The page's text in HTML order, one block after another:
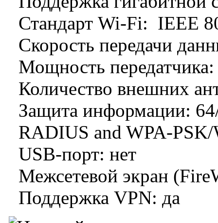
Стандарт Wi-Fi: IEEE
Скорость передачи
Мощность
Количество внешних
Защита информации:
RADIUS and WPA-
USB-порт: нет
Межсетевой экран
Поддержка VPN: да